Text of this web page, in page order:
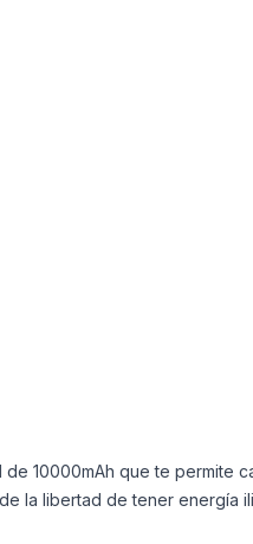
10000mAh que te permite
la libertad de tener energía